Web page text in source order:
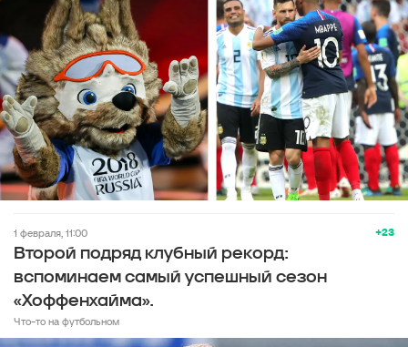
+23
1 февраля, 11:00
Второй подряд клубный рекорд:
вспоминаем самый успешный сезон
«Хоффенхайма».
Что-то на футбольном